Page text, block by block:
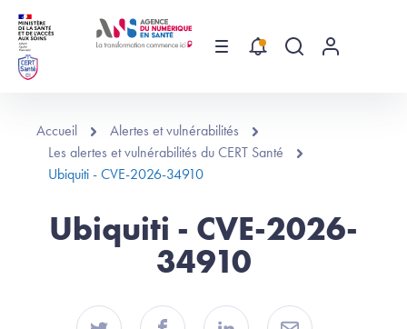
Aller au contenu principal
Menu Recherche
Menu
Accueil
Alertes et vulnérabilités
Les alertes et vulnérabilités du CERT Santé
Ubiquiti - CVE-2026-34910
Ubiquiti - CVE-2026-
34910